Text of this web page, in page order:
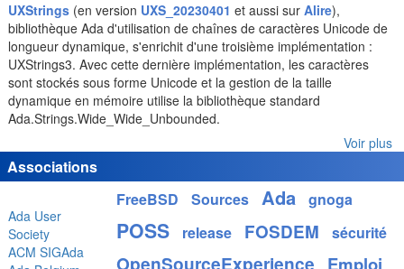
UXStrings(en version UXS_20230401 et aussi sur Alire),
bibliothèque Ada d'utilisation de chaînes de caractères Unicode de
longueur dynamique, s'enrichit d'une troisième implémentation :
UXStrings3. Avec cette dernière implémentation, les caractères
sont stockés sous forme Unicode et la gestion de la taille
dynamique en mémoire utilise la bibliothèque standard
Ada.Strings.Wide_Wide_Unbounded.
Voir plus
Associations
Ada User
Society
ACM SIGAda
FreeBSD Sources Ada gnoga
POSS release FOSDEM sécurité
OpenSourceExperience Emploi